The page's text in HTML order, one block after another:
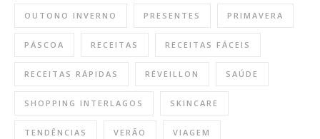
OUTONO INVERNO PRESENTES PRIMAVERA
PÁSCOA RECEITAS RECEITAS FÁCEIS
RECEITAS RÁPIDAS RÉVEILLON SAÚDE
SHOPPING INTERLAGOS SKINCARE
TENDÊNCIAS VERÃO VIAGEM